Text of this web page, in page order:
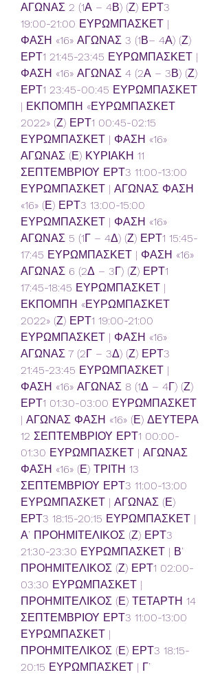
ΑΓΩΝΑΣ 2 (1Α – 4Β) (Ζ) ΕΡΤ3
19:00-21:00 ΕΥΡΩΜΠΑΣΚΕΤ |
ΦΑΣΗ «16» ΑΓΩΝΑΣ 3 (1Β– 4Α) (Ζ)
ΕΡΤ1 21:45-23:45 ΕΥΡΩΜΠΑΣΚΕΤ |
ΦΑΣΗ «16» ΑΓΩΝΑΣ 4 (2Α – 3Β) (Ζ)
ΕΡΤ1 23:45-00:45 ΕΥΡΩΜΠΑΣΚΕΤ
| ΕΚΠΟΜΠΗ «ΕΥΡΩΜΠΑΣΚΕΤ
2022» (Ζ) ΕΡΤ1 00:45-02:15
ΕΥΡΩΜΠΑΣΚΕΤ | ΦΑΣΗ «16»
ΑΓΩΝΑΣ (Ε) ΚΥΡΙΑΚΗ 11
ΣΕΠΤΕΜΒΡΙΟΥ ΕΡΤ3 11:00-13:00
ΕΥΡΩΜΠΑΣΚΕΤ | ΑΓΩΝΑΣ ΦΑΣΗ
«16» (Ε) ΕΡΤ3 13:00-15:00
ΕΥΡΩΜΠΑΣΚΕΤ | ΦΑΣΗ «16»
ΑΓΩΝΑΣ 5 (1Γ – 4Δ) (Ζ) ΕΡΤ1 15:45-
17:45 ΕΥΡΩΜΠΑΣΚΕΤ | ΦΑΣΗ «16»
ΑΓΩΝΑΣ 6 (2Δ – 3Γ) (Ζ) ΕΡΤ1
17:45-18:45 ΕΥΡΩΜΠΑΣΚΕΤ |
ΕΚΠΟΜΠΗ «ΕΥΡΩΜΠΑΣΚΕΤ
2022» (Ζ) ΕΡΤ1 19:00-21:00
ΕΥΡΩΜΠΑΣΚΕΤ | ΦΑΣΗ «16»
ΑΓΩΝΑΣ 7 (2Γ – 3Δ) (Ζ) ΕΡΤ3
21:45-23:45 ΕΥΡΩΜΠΑΣΚΕΤ |
ΦΑΣΗ «16» ΑΓΩΝΑΣ 8 (1Δ – 4Γ) (Ζ)
ΕΡΤ1 01:30-03:00 ΕΥΡΩΜΠΑΣΚΕΤ
| ΑΓΩΝΑΣ ΦΑΣΗ «16» (Ε) ΔΕΥΤΕΡΑ
12 ΣΕΠΤΕΜΒΡΙΟΥ ΕΡΤ1 00:00-
01:30 ΕΥΡΩΜΠΑΣΚΕΤ | ΑΓΩΝΑΣ
ΦΑΣΗ «16» (Ε) ΤΡΙΤΗ 13
ΣΕΠΤΕΜΒΡΙΟΥ ΕΡΤ3 11:00-13:00
ΕΥΡΩΜΠΑΣΚΕΤ | ΑΓΩΝΑΣ (Ε)
ΕΡΤ3 18:15-20:15 ΕΥΡΩΜΠΑΣΚΕΤ |
Α’ ΠΡΟΗΜΙΤΕΛΙΚΟΣ (Ζ) ΕΡΤ3
21:30-23:30 ΕΥΡΩΜΠΑΣΚΕΤ | Β’
ΠΡΟΗΜΙΤΕΛΙΚΟΣ (Ζ) ΕΡΤ1 02:00-
03:30 ΕΥΡΩΜΠΑΣΚΕΤ |
ΠΡΟΗΜΙΤΕΛΙΚΟΣ (Ε) ΤΕΤΑΡΤΗ 14
ΣΕΠΤΕΜΒΡΙΟΥ ΕΡΤ3 11:00-13:00
ΕΥΡΩΜΠΑΣΚΕΤ |
ΠΡΟΗΜΙΤΕΛΙΚΟΣ (Ε) ΕΡΤ3 18:15-
20:15 ΕΥΡΩΜΠΑΣΚΕΤ | Γ’